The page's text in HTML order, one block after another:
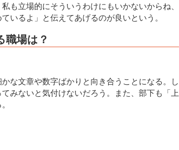
も立場的にそういうわけにもいかないからね、
いるよ」と伝えてあげるのが良いという。
場は？
な文章や数字ばかりと向き合うことになる。し
みないと気付けないだろう。また、部下も「上